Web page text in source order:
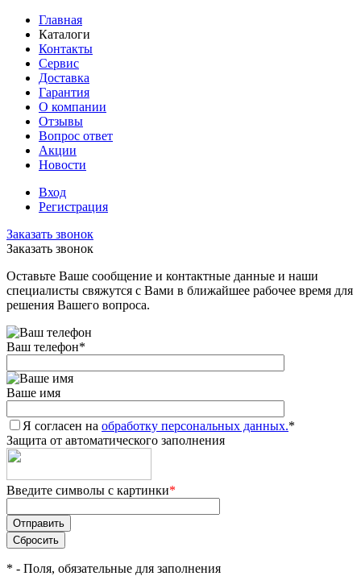
Главная
Каталоги
Контакты
Сервис
Доставка
Гарантия
О компании
Отзывы
Вопрос ответ
Акции
Новости
Вход
Регистрация
Заказать звонок
Заказать звонок
Оставьте Ваше сообщение и контактные данные и наши
специалисты свяжутся с Вами в ближайшее рабочее время для
решения Вашего вопроса.
Ваш телефон*
Ваше имя
Я согласен на обработку персональных данных.*
Защита от автоматического заполнения
Введите символы с картинки*
* - Поля, обязательные для заполнения